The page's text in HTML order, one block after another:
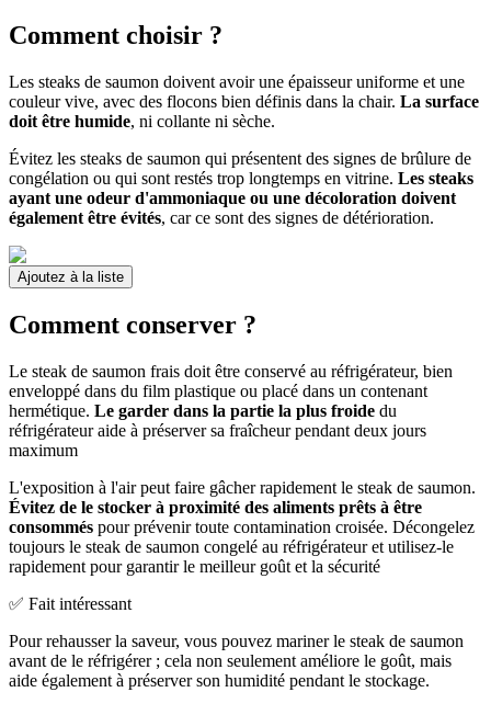
Comment choisir ?
Les steaks de saumon doivent avoir une épaisseur uniforme et une
couleur vive, avec des flocons bien définis dans la chair. La surface
doit être humide, ni collante ni sèche.
Évitez les steaks de saumon qui présentent des signes de brûlure de
congélation ou qui sont restés trop longtemps en vitrine. Les steaks
ayant une odeur d'ammoniaque ou une décoloration doivent
également être évités, car ce sont des signes de détérioration.
Ajoutez à la liste
Comment conserver ?
Le steak de saumon frais doit être conservé au réfrigérateur, bien
enveloppé dans du film plastique ou placé dans un contenant
hermétique. Le garder dans la partie la plus froide du
réfrigérateur aide à préserver sa fraîcheur pendant deux jours
maximum
L'exposition à l'air peut faire gâcher rapidement le steak de saumon.
Évitez de le stocker à proximité des aliments prêts à être
consommés pour prévenir toute contamination croisée. Décongelez
toujours le steak de saumon congelé au réfrigérateur et utilisez-le
rapidement pour garantir le meilleur goût et la sécurité
✅ Fait intéressant
Pour rehausser la saveur, vous pouvez mariner le steak de saumon
avant de le réfrigérer ; cela non seulement améliore le goût, mais
aide également à préserver son humidité pendant le stockage.